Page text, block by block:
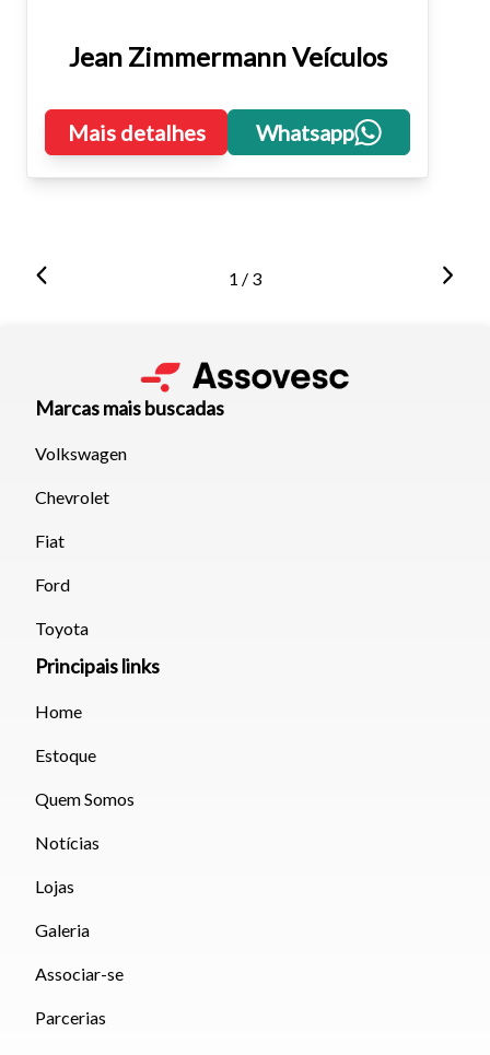
Jean Zimmermann Veículos
Mais detalhes Whatsapp
1 / 3
Marcas mais buscadas
Volkswagen
Chevrolet
Fiat
Ford
Toyota
Principais links
Home
Estoque
Quem Somos
Notícias
Lojas
Galeria
Associar-se
Parcerias